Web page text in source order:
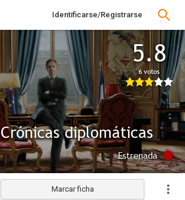
Identificarse/Registrarse
5.8
6 votos
Crónicas diplomáticas
Estrenada
Marcar ficha